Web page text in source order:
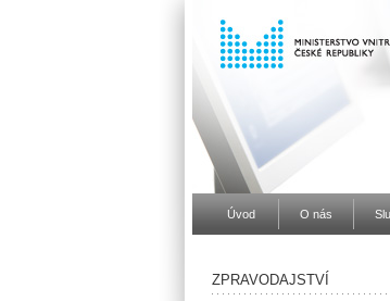
Úvod O nás
ZPRAVODAJSTVÍ